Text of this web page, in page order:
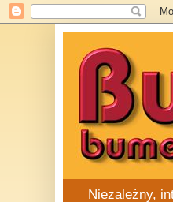
Niezależny,